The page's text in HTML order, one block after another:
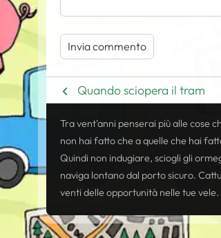
Quando sciopera il tram
Tra vent'anni penserai più alle cose
non hai fatto che a quelle che hai
Quindi non indugiare, sciogli gli
naviga lontano dal porto sicuro.
venti delle opportunità nelle tue vele.